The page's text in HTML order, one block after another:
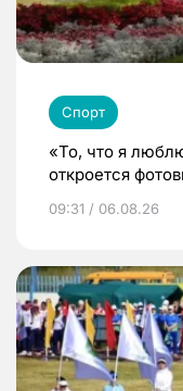
Спорт
«То, что я
откроется
09:31 / 06.08.26